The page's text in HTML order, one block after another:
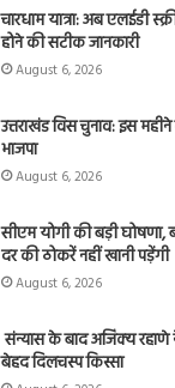
चारधाम यात्रा: अब एलईडी
होने की सटीक जानकारी
August 6, 2026
उत्तराखंड विस चुनाव: इस
भाजपा
August 6, 2026
सीएम योगी की बड़ी
दर की ठोकरें नहीं खानी पड़ेंगी
August 6, 2026
संन्यास के बाद अजिंक्‍य
बेहद दिलचस्प किस्सा